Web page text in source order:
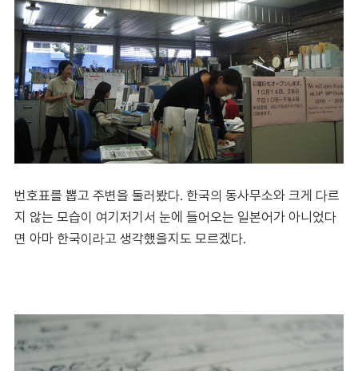
번호표를 뽑고 주변을 둘러봤다. 한국의 동사무소와 크게 다르
지 않는 모습이 여기저기서 눈에 들어오는 일본어가 아니었다
면 아마 한국이라고 생각했을지도 모르겠다.